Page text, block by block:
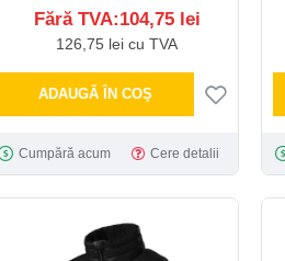
Fără TVA:104,75 lei
126,75 lei cu TVA
ADAUGĂ ÎN COŞ
Cumpără acum Cere detalii